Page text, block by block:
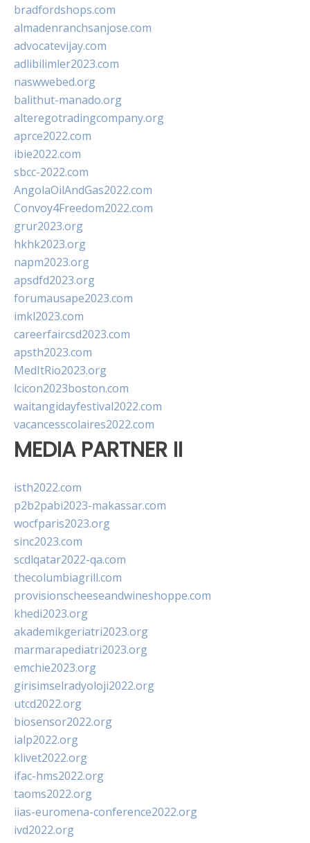
bradfordshops.com
almadenranchsanjose.com
advocatevijay.com
adlibilimler2023.com
naswwebed.org
balithut-manado.org
alteregotradingcompany.org
aprce2022.com
ibie2022.com
sbcc-2022.com
AngolaOilAndGas2022.com
Convoy4Freedom2022.com
grur2023.org
hkhk2023.org
napm2023.org
apsdfd2023.org
forumausape2023.com
imkl2023.com
careerfaircsd2023.com
apsth2023.com
MedItRio2023.org
lcicon2023boston.com
waitangidayfestival2022.com
vacancesscolaires2022.com
MEDIA PARTNER II
isth2022.com
p2b2pabi2023-makassar.com
wocfparis2023.org
sinc2023.com
scdlqatar2022-qa.com
thecolumbiagrill.com
provisionscheeseandwineshoppe.com
khedi2023.org
akademikgeriatri2023.org
marmarapediatri2023.org
emchie2023.org
girisimselradyoloji2022.org
utcd2022.org
biosensor2022.org
ialp2022.org
klivet2022.org
ifac-hms2022.org
taoms2022.org
iias-euromena-conference2022.org
ivd2022.org